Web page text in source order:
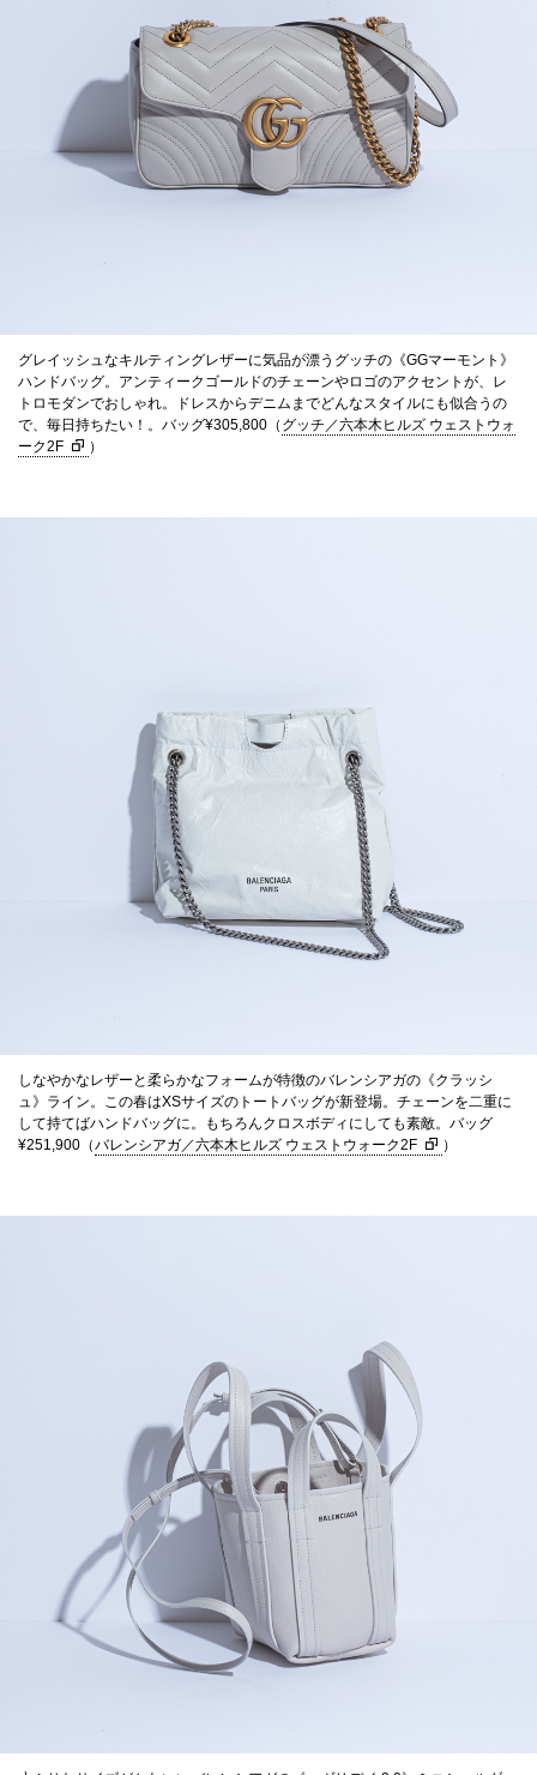
グレイッシュなキルティングレザーに気品が漂うグッチの《GGマーモント》
ハンドバッグ。アンティークゴールドのチェーンやロゴのアクセントが、レ
トロモダンでおしゃれ。ドレスからデニムまでどんなスタイルにも似合うの
で、毎日持ちたい！。バッグ¥305,800（ グッチ／六本木ヒルズ ウェストウォ
ーク2F
）
しなやかなレザーと柔らかなフォームが特徴のバレンシアガの《クラッシ
ュ》ライン。この春はXSサイズのトートバッグが新登場。チェーンを二重に
して持てばハンドバッグに。もちろんクロスボディにしても素敵。バッグ
¥251,900（バレンシアガ／六本木ヒルズ ウェストウォーク2F ）